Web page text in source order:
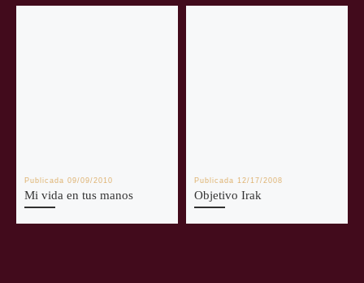
Publicada09/09/2010
Mi vida en tus manos
Publicada 12/17/2008
Objetivo Irak